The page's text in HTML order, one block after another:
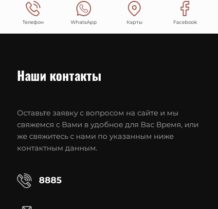
Телефон WhatsApp Карты Facebook
Наши контакты
Оставьте заявку с вопросом на сайте и мы
свяжемся с Вами в удобное для Вас Время, или
же свяжитесь с нами по указанным ниже
контактным данным.
8885